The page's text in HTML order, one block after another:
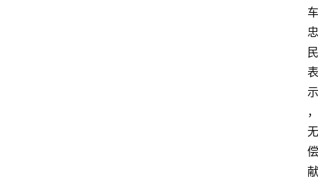
车
忠
民
表
示
，
无
偿
献